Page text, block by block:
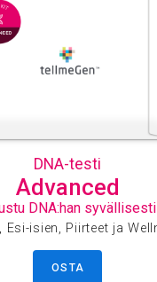
DNA-testi
Advanced
DNA:han syvällisesti
Esi-isien, Piirteet ja
OSTA